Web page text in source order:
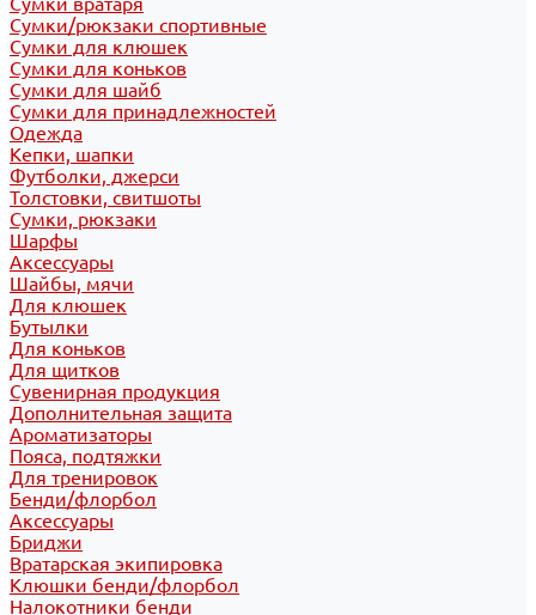
Сумки/рюкзаки спортивные
Сумки для клюшек
Сумки для коньков
Сумки для шайб
Сумки для принадлежностей
Одежда
Кепки, шапки
Футболки, джерси
Толстовки, свитшоты
Сумки, рюкзаки
Шарфы
Аксессуары
Шайбы, мячи
Для клюшек
Бутылки
Для коньков
Для щитков
Сувенирная продукция
Дополнительная защита
Ароматизаторы
Пояса, подтяжки
Для тренировок
Бенди/флорбол
Аксессуары
Бриджи
Вратарская экипировка
Клюшки бенди/флорбол
Налокотники бенди